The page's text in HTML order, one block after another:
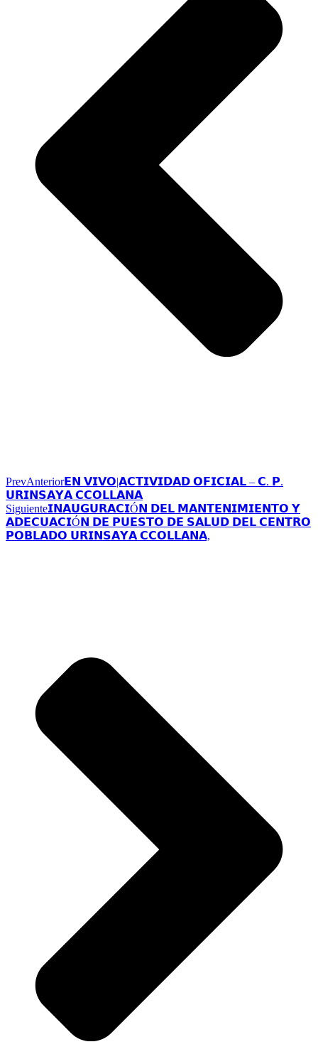
PrevAnterior𝗘𝗡 𝗩𝗜𝗩𝗢|𝗔𝗖𝗧𝗜𝗩𝗜𝗗𝗔𝗗 𝗢𝗙𝗜𝗖𝗜𝗔𝗟 – 𝗖. 𝗣.
𝗨𝗥𝗜𝗡𝗦𝗔𝗬𝗔 𝗖𝗖𝗢𝗟𝗟𝗔𝗡𝗔
Siguiente𝗜𝗡𝗔𝗨𝗚𝗨𝗥𝗔𝗖𝗜Ó𝗡 𝗗𝗘𝗟 𝗠𝗔𝗡𝗧𝗘𝗡𝗜𝗠𝗜𝗘𝗡𝗧𝗢 𝗬
𝗔𝗗𝗘𝗖𝗨𝗔𝗖𝗜Ó𝗡 𝗗𝗘 𝗣𝗨𝗘𝗦𝗧𝗢 𝗗𝗘 𝗦𝗔𝗟𝗨𝗗 𝗗𝗘𝗟 𝗖𝗘𝗡𝗧𝗥𝗢
𝗣𝗢𝗕𝗟𝗔𝗗𝗢 𝗨𝗥𝗜𝗡𝗦𝗔𝗬𝗔 𝗖𝗖𝗢𝗟𝗟𝗔𝗡𝗔,